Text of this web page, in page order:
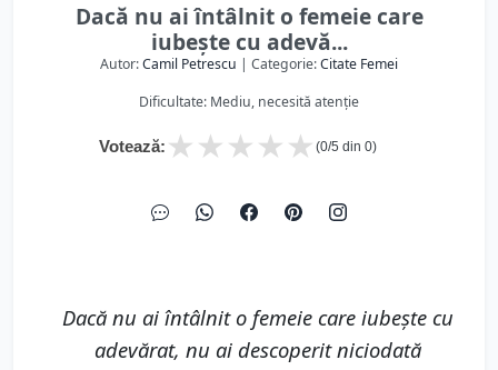
Dacă nu ai întâlnit o femeie care
iubește cu adevă...
Autor:Camil Petrescu | Categorie:Citate Femei
Dificultate: Mediu, necesită atenție
Votează: ★
★
★
★
★ (0/5 din 0)
Dacă nu ai întâlnit o femeie care iubește cu
adevărat, nu ai descoperit niciodată